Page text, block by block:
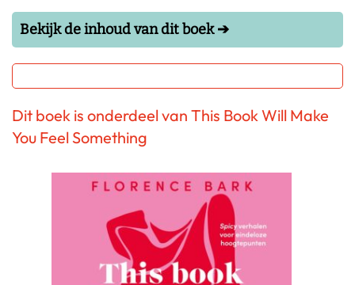
Bekijk de inhoud van dit boek ➔
Dit boek is onderdeel van This Book Will Make
You Feel Something